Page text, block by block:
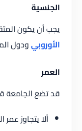
الجنسية
يجب أن يكون
الأوروبيودول
العمر
قد تضع الجامعة
ألا يتجاوز عمر المتقدم 25 عاماً